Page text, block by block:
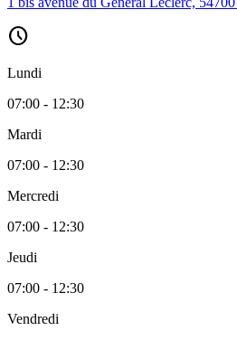
schedule
Lundi
07:00 - 12:30
Mardi
07:00 - 12:30
Mercredi
07:00 - 12:30
Jeudi
07:00 - 12:30
Vendredi